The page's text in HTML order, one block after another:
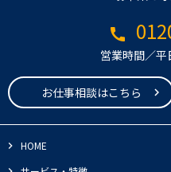
call
営業時間／
お仕事相談はこちら
HOME